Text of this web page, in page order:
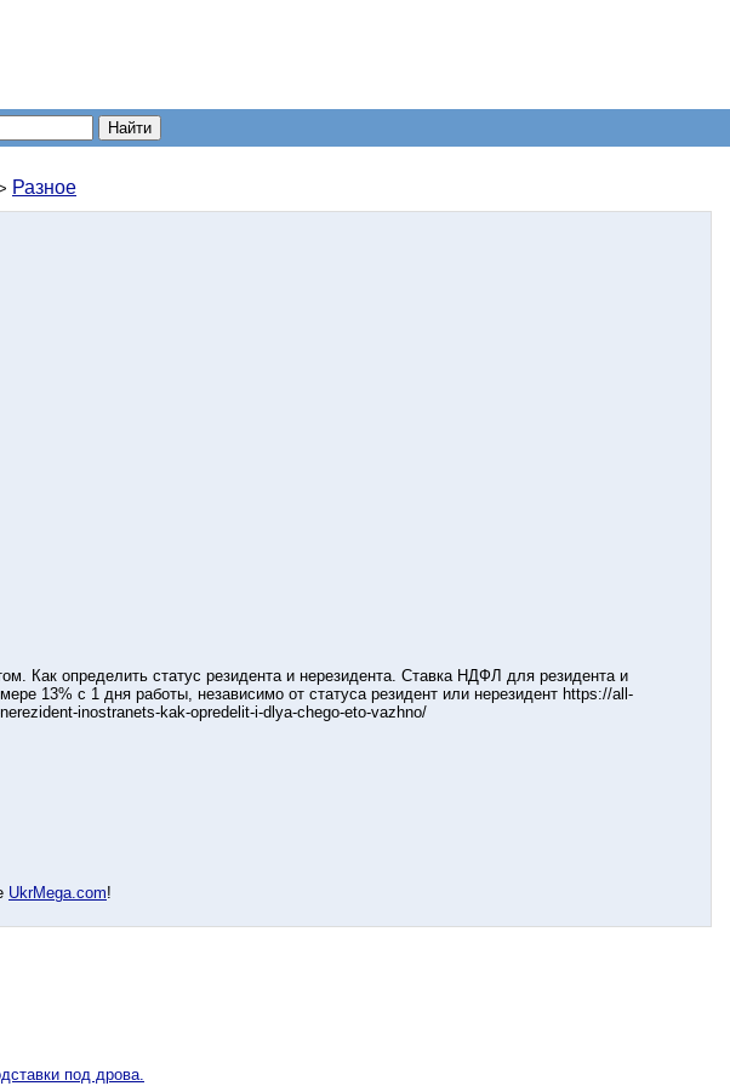
Разное
Как определить статус резидента и нерезидента. Ставка НДФЛ для резидента и
13% с 1 дня работы, независимо от статуса резидент или нерезидент https://all-
inostranets-kak-opredelit-i-dlya-chego-eto-vazhno/
UkrMega.com!
под дрова.